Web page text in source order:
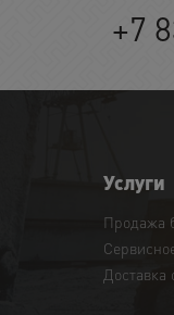
+7
Услуги
Продажа
Доставка